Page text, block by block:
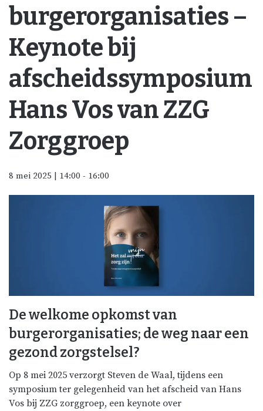
burgerorganisaties –
Keynote bij
afscheidssymposium
Hans Vos van ZZG
Zorggroep
8 mei 2025 | 14:00 - 16:00
De welkome opkomst van
burgerorganisaties; de weg naar een
gezond zorgstelsel?
Op 8 mei 2025 verzorgt Steven de Waal, tijdens een
symposium ter gelegenheid van het afscheid van Hans
Vos bij ZZG zorggroep, een keynote over